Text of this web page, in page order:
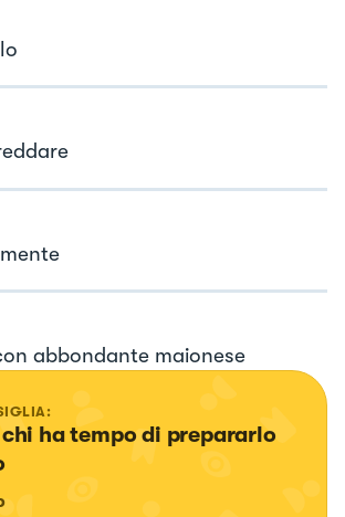
abbondante maionese
ha tempo di prepararlo